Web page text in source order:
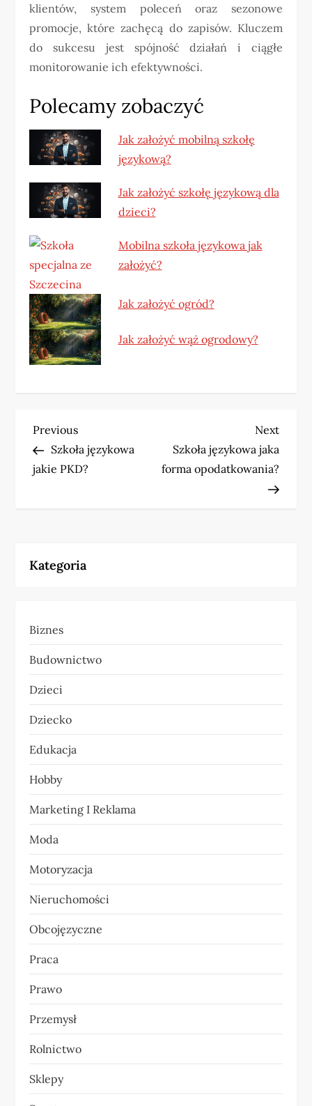
klientów, system poleceń oraz sezonowe
promocje, które zachęcą do zapisów. Kluczem
do sukcesu jest spójność działań i ciągłe
monitorowanie ich efektywności.
Polecamy zobaczyć
Jak założyć mobilną szkołę
językową?
Jak założyć szkołę językową dla
dzieci?
Mobilna szkoła językowa jak
założyć?
Jak założyć ogród?
Jak założyć wąż ogrodowy?
N
a
g
c
j
a
w
p
i
s
u
Previous
Post
Previous
Szkoła językowa
jakie PKD?
Next
Post
Next
Szkoła językowa jaka
forma opodatkowania?
Kategoria
Biznes
Budownictwo
Dzieci
Dziecko
Edukacja
Hobby
Marketing I Reklama
Moda
Motoryzacja
Nieruchomości
Obcojęzyczne
Praca
Prawo
Przemysł
Rolnictwo
Sklepy